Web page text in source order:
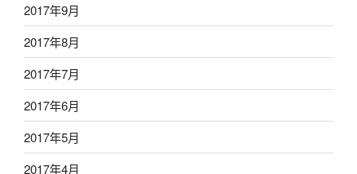
2017年9月
2017年8月
2017年7月
2017年6月
2017年5月
2017年4月